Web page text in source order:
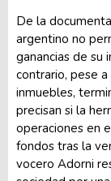
De la
argentino no
ganancias de su
contrario, pese
inmuebles,
precisan si la
operaciones en
fondos tras la
vocero Adorni